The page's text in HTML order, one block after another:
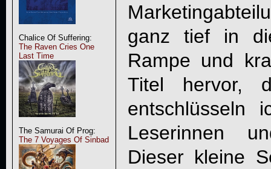
Chalice Of Suffering:
The Raven Cries One
Last Time
The Samurai Of Prog:
The 7 Voyages Of Sinbad
ganz tief in
Rampe und
Titel hervor,
entschlüsseln
Leserinnen
Dieser kleine